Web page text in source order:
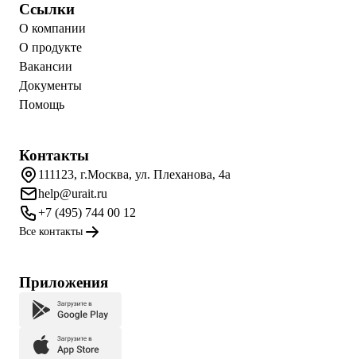
Ссылки
О компании
О продукте
Вакансии
Документы
Помощь
Контакты
111123, г.Москва, ул. Плеханова, 4а
help@urait.ru
+7 (495) 744 00 12
Все контакты
Приложения